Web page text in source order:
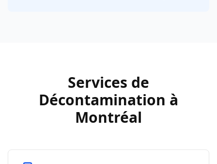
Services de
Décontamination à
Montréal